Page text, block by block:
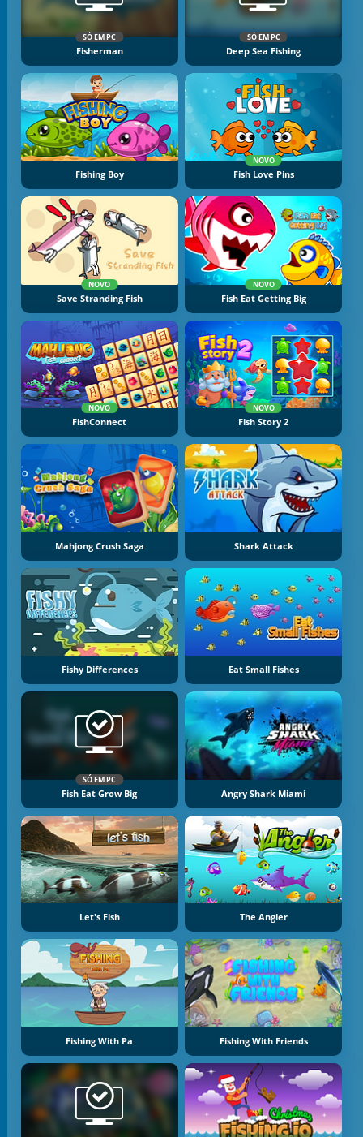
SÓ EM PC
Fisherman
SÓ EM PC
Deep Sea Fishing
Fishing Boy
NOVO
Fish Love Pins
NOVO
Save Stranding Fish
NOVO
Fish Eat Getting Big
NOVO
FishConnect
NOVO
Fish Story 2
Mahjong Crush Saga Shark Attack
Fishy Differences Eat Small Fishes
SÓ EM PC
Fish Eat Grow Big Angry Shark Miami
Let's Fish The Angler
Fishing With Pa Fishing With Friends